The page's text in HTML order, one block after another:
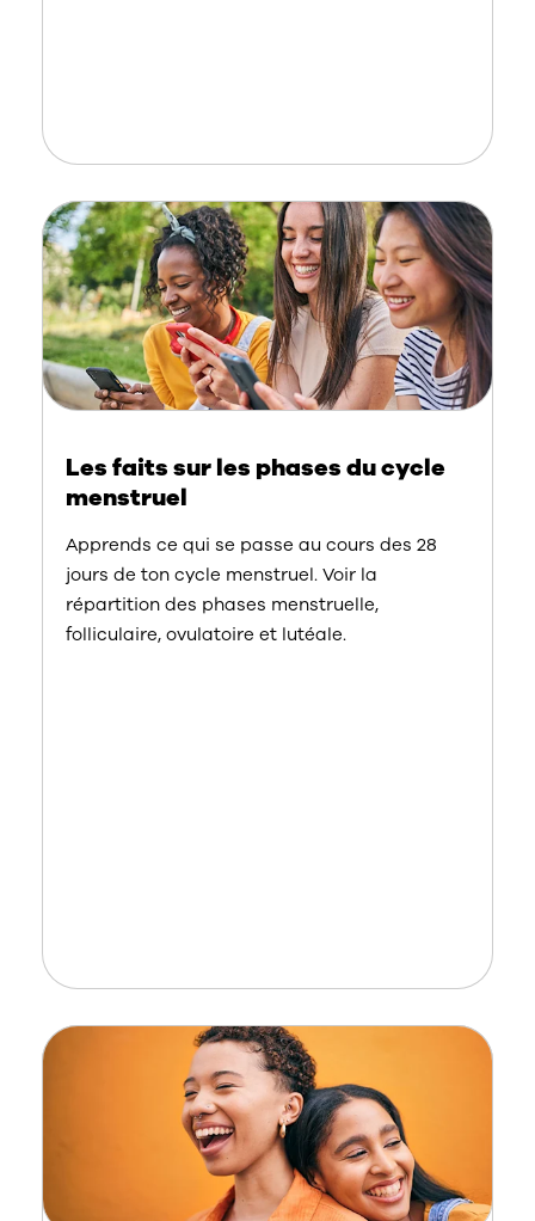
Les faits sur les phases du cycle
menstruel
Apprends ce qui se passe au cours des 28
jours de ton cycle menstruel. Voir la
répartition des phases menstruelle,
folliculaire, ovulatoire et lutéale.